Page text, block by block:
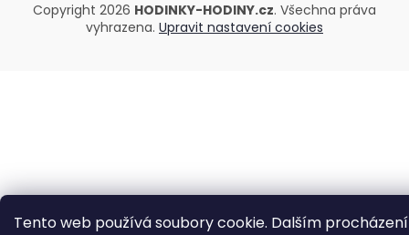
Tento web používá soubory cookie. Dalším
Copyright 2026 HODINKY-HODINY.cz. Všechna práva
vyhrazena. Upravit nastavení cookies